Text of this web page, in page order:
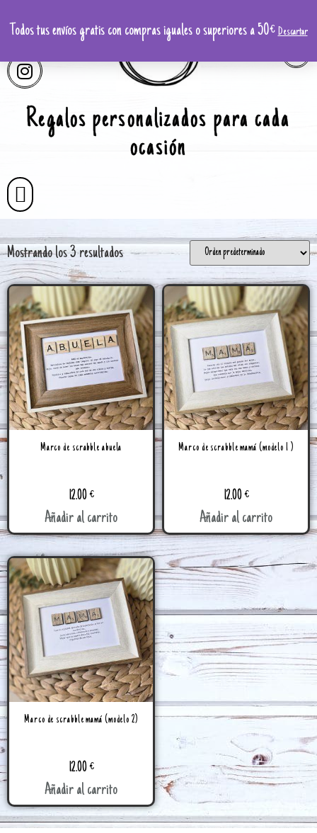
Regalos personalizados para cada
ocasión
Mostrando los 3 resultados
Marco de scrabble abuela
12.00€
Añadir al carrito
Marco de scrabble mamá (modelo 1 )
12.00€
Añadir al carrito
Marco de scrabble mamá (modelo 2)
12.00€
Añadir al carrito
Todos tus envíos gratis con compras iguales o superiores a 50€Descartar